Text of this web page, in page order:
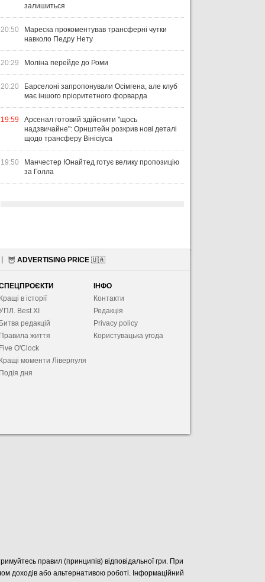
залишиться
20:50
Мареска прокоментував трансферні чутки
навколо Педру Нету
20:29 Моліна перейде до Роми
20:20
Барселоні запропонували Осімгена, але клуб
має іншого пріоритетного форварда
19:59
Арсенал готовий здійснити "щось
надзвичайне": Орнштейн розкрив нові деталі
щодо трансферу Вінісіуса
19:50
Манчестер Юнайтед готує велику пропозицію
за Голла
🦉 ADVERTISING PRICE 🇺🇦
Кращі в історії
Best XІ
Битва редакцій
Правила життя
Five O'Clock
Кращі моменти Ліверпуля
Подія дня
ІНФО
Контакти
Редакція
Privacy policy
Користувацька угода
правил (принципів) відповідальної гри. При
доходів або альтернативою роботі. Інформаційний